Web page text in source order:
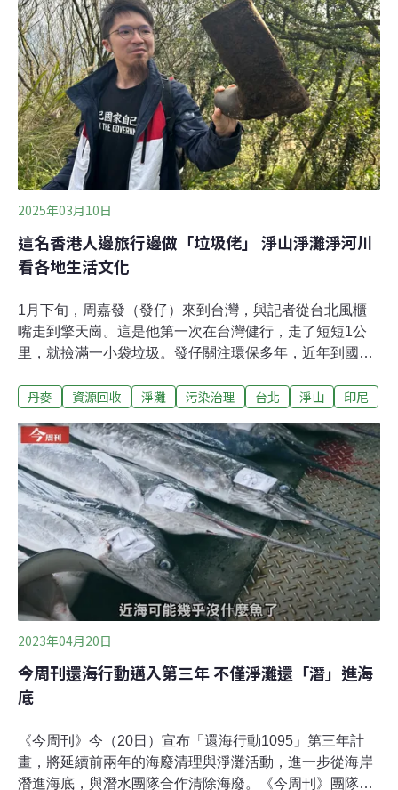
件），代表民眾口渴指數接近五成。排名第三的是能量飲
料垃圾，占15.6%（1313件）。RE-THINK分析，能量飲
品瓶身小巧、攜帶方便，常被釣客或戶外活動者選用。然
而多數能量飲料為玻璃瓶包裝，不易回收且丟棄後不易分
解，往往成為海邊活動後長期留在海岸的「硬骨頭」。
RE-THINK執行長黃之揚表示，透過調查的公布，希望讓
2025年03月10日
這名香港人邊旅行邊做「垃圾佬」 淨山淨灘淨河川
看各地生活文化
1月下旬，周嘉發（發仔）來到台灣，與記者從台北風櫃
嘴走到擎天崗。這是他第一次在台灣健行，走了短短1公
里，就撿滿一小袋垃圾。發仔關注環保多年，近年到國外
親近，但人多了，垃圾也跟著變多。以下訪問內容由《環
領讀者一同探討人類行為與山林、海灘環境的關係。香港
的「名牌」、台北的靴子、峇里島的塑膠海岸、印尼火山
的煙盒我們下公車後，走了1公里的產業道路和階梯。在
山上，公路旁較容易撿到寶特瓶、煙蒂或各種垃圾。有時
會想，會不會是司機隨手扔出去的？健行的第一個小時，
已撿了一整袋垃圾。最常見是「小白花」（用過的衛生
紙）和飲品容器，有個台啤鋁罐還很有歷史感。可能早前
下過雨，舊垃圾被雨水沖刷出來。最誇張的是在風櫃嘴登
山口附近撿到一隻完整的靴子——為什麼健行會遺下靴
圾。在
丹麥 資源回收 淨灘 污染治理 台北 淨山 印尼
2023年04月20日
今周刊還海行動邁入第三年 不僅淨灘還「潛」進海
底
《今周刊》今（20日）宣布「還海行動1095」第三年計
畫，將延續前兩年的海廢清理與淨灘活動，進一步從海岸
潛進海底，與潛水團隊合作清除海廢。《今周刊》團隊也